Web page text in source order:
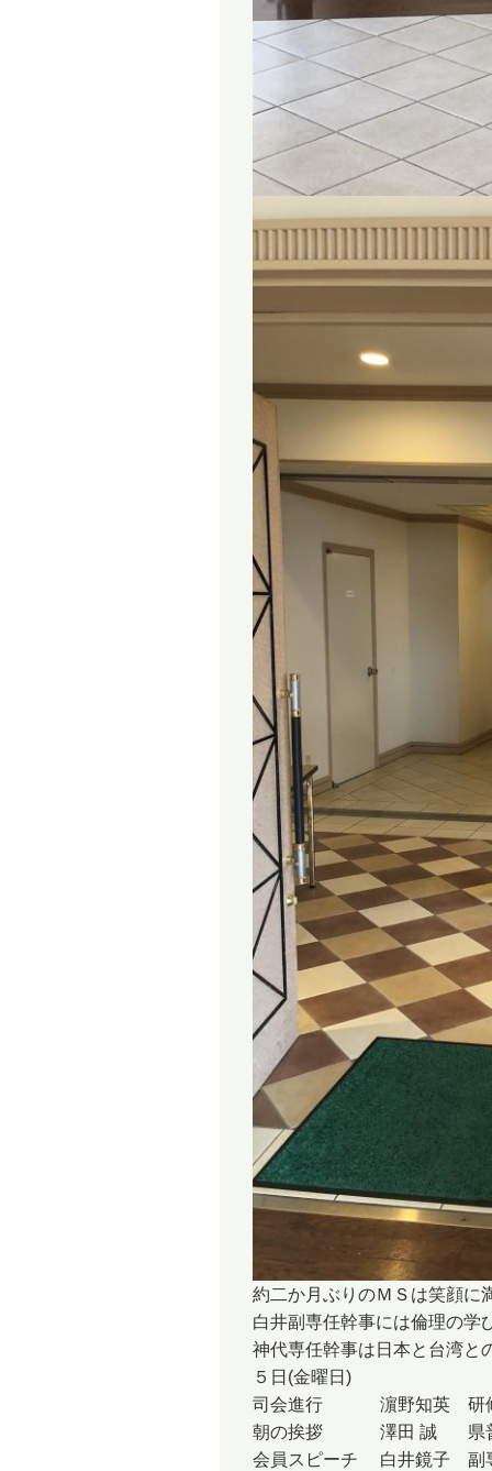
約二か月ぶりのＭＳは笑顔に
白井副専任幹事には倫理の学
神代専任幹事は日本と台湾と
５日(金曜日)
司会進行 濵野知英 研修
朝の挨拶 澤田 誠 県普
会員スピーチ 白井鏡子 副